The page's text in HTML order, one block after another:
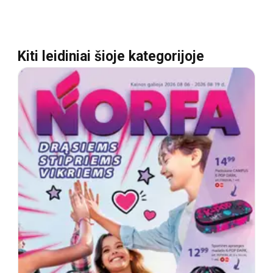
Kiti leidiniai šioje kategorijoje